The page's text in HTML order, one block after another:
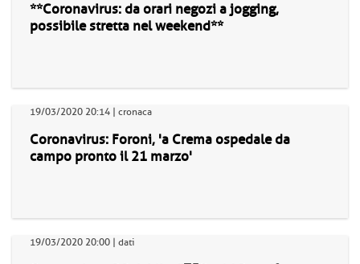
**Coronavirus: da orari negozi a jogging,
possibile stretta nel weekend**
19/03/2020 20:14 | cronaca
Coronavirus: Foroni, 'a Crema ospedale da
campo pronto il 21 marzo'
19/03/2020 20:00 | dati